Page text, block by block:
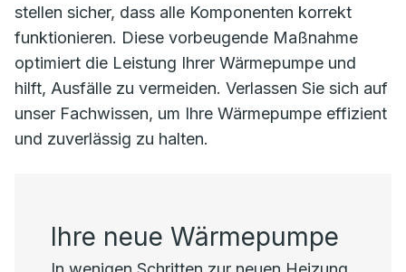
stellen sicher, dass alle Komponenten korrekt
funktionieren. Diese vorbeugende Maßnahme
optimiert die Leistung Ihrer Wärmepumpe und
hilft, Ausfälle zu vermeiden. Verlassen Sie sich auf
unser Fachwissen, um Ihre Wärmepumpe effizient
und zuverlässig zu halten.
Ihre neue Wärmepumpe